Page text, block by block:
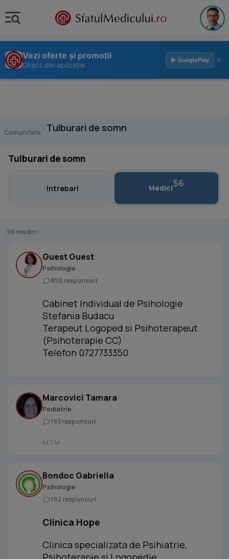
Vezi oferte și promoții
Direct din aplicație
▶ GooglePlay ×
Comunitate Tulburari de somn
Tulburari de somn
Intrebari Medici56
56 medici
Guest Guest
Psihologie
852 raspunsuri
Cabinet Individual de Psihologie
Stefania Budacu
Terapeut Logoped si Psihoterapeut
(Psihoterapie CC)
Telefon 0727733350
Marcovici Tamara
Pediatrie
193 raspunsuri
M.T.M.
Bondoc Gabriella
Psihologie
192 raspunsuri
Clinica Hope
Clinica specializata de Psihiatrie,